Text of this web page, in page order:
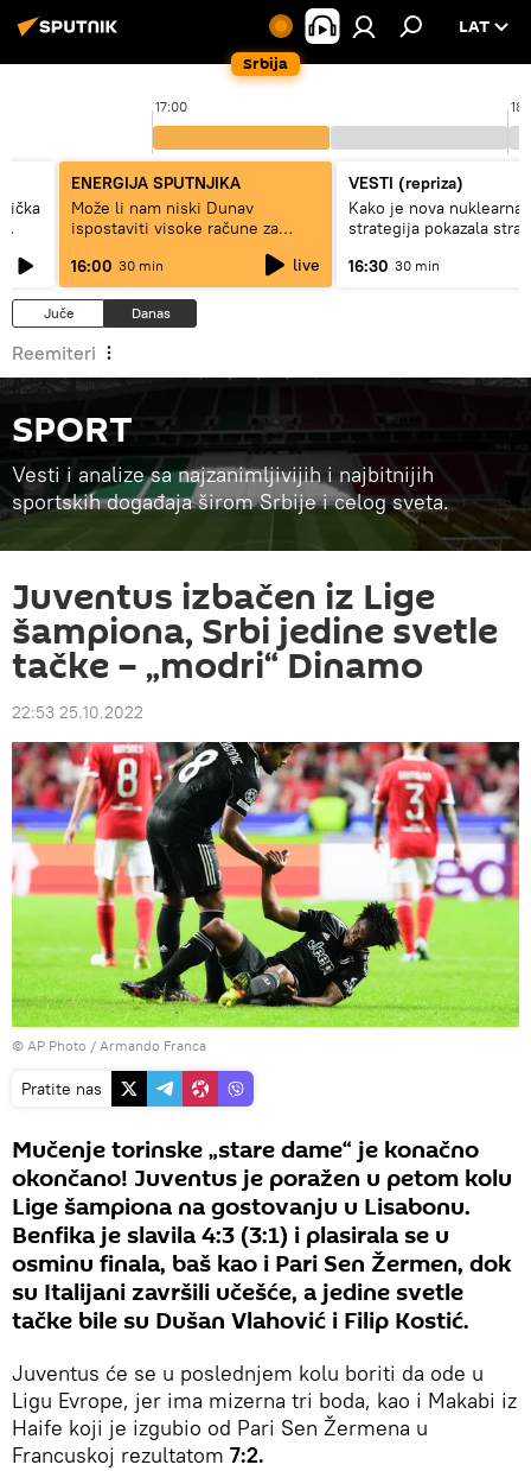
Srbija
LAT
17:00
ENERGIJA SPUTNJIKA
Može li nam niski Dunav
ispostaviti visoke račune za
16:00 30 min live
VESTI (repriza)
Kako je nova nuklearna
strategija pokazala
16:30 30 min
Juče Danas
Reemiteri
SPORT
Vesti i analize sa najzanimljivijih i najbitnijih
sportskih događaja širom Srbije i celog sveta.
Juventus izbačen iz Lige
šampiona, Srbi jedine svetle
tačke – „modri“ Dinamo
22:53 25.10.2022
© AP Photo / Armando Franca
Pratite nas
Mučenje torinske „stare dame“ je konačno
okončano! Juventus je poražen u petom kolu
Lige šampiona na gostovanju u Lisabonu.
Benfika je slavila 4:3 (3:1) i plasirala se u
osminu finala, baš kao i Pari Sen Žermen, dok
su Italijani završili učešće, a jedine svetle
tačke bile su Dušan Vlahović i Filip Kostić.
Juventus će se u poslednjem kolu boriti da ode u
Ligu Evrope, jer ima mizerna tri boda, kao i Makabi iz
Haife koji je izgubio od Pari Sen Žermena u
Francuskoj rezultatom 7:2.